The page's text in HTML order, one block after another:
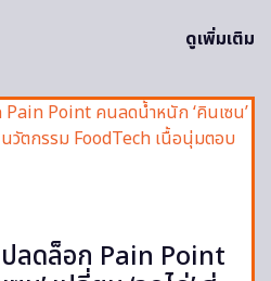
ดูเพิ่มเติม
ลดล็อก Pain Point